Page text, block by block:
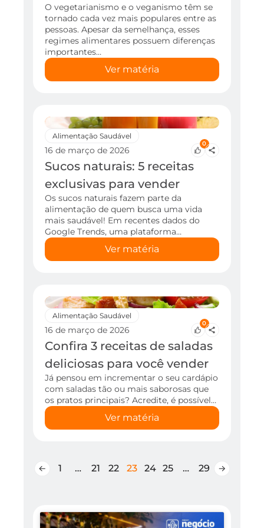
O vegetarianismo e o veganismo têm se
tornado cada vez mais populares entre as
pessoas. Apesar da semelhança, esses
regimes alimentares possuem diferenças
importantes…
Ver matéria
Alimentação Saudável
16 de março de 2026
0
Sucos naturais: 5 receitas
exclusivas para vender
Os sucos naturais fazem parte da
alimentação de quem busca uma vida
mais saudável! Em recentes dados do
Google Trends, uma plataforma…
Ver matéria
Alimentação Saudável
16 de março de 2026
0
Confira 3 receitas de saladas
deliciosas para você vender
Já pensou em incrementar o seu cardápio
com saladas tão ou mais saborosas que
os pratos principais? Acredite, é possível…
Ver matéria
1 … 21 22 23 24 25 … 29